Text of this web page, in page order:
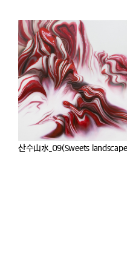
산수山水_09(Sweets